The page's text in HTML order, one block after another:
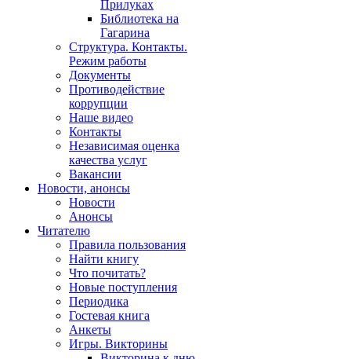
Прилуках
Библиотека на
Гагарина
Структура. Контакты.
Режим работы
Документы
Противодействие
коррупции
Наше видео
Контакты
Независимая оценка
качества услуг
Вакансии
Новости, анонсы
Новости
Анонсы
Читателю
Правила пользования
Найти книгу
Что почитать?
Новые поступления
Периодика
Гостевая книга
Анкеты
Игры. Викторины